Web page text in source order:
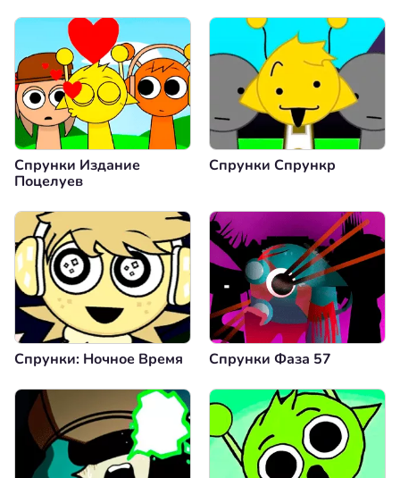
Спрунки Издание
Поцелуев
Спрунки Спрункр
Спрунки: Ночное Время Спрунки Фаза 57